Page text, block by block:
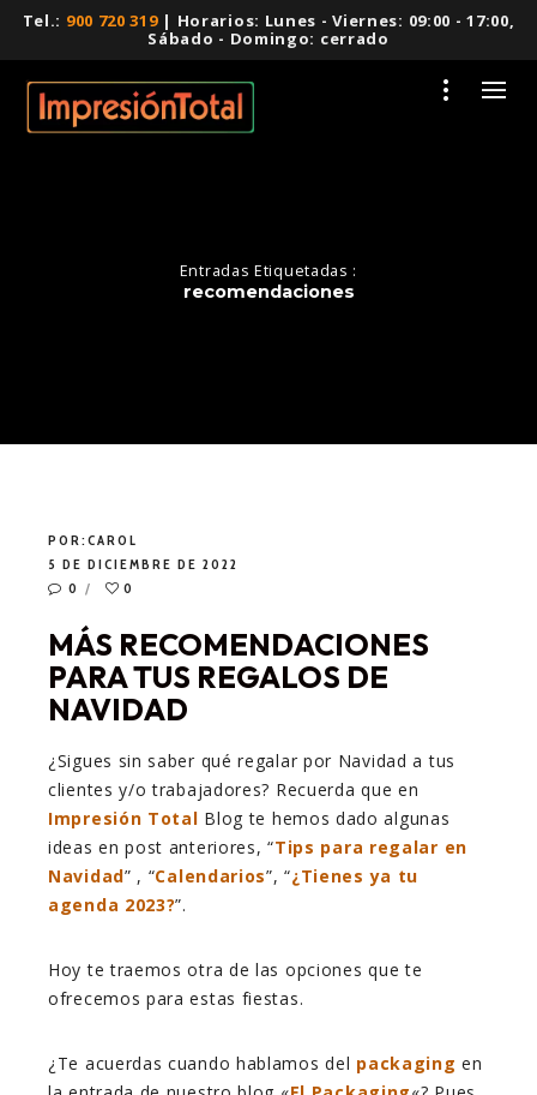
Tel.: 900 720 319| Horarios: Lunes - Viernes: 09:00 - 17:00,
Sábado - Domingo: cerrado
Entradas Etiquetadas :
recomendaciones
POR:CAROL
5 DE DICIEMBRE DE 2022
0
0
MÁS RECOMENDACIONES
PARA TUS REGALOS DE
NAVIDAD
¿Sigues sin saber qué regalar por Navidad a tus
clientes y/o trabajadores? Recuerda que en
Impresión Total Blog te hemos dado algunas
ideas en post anteriores, “Tips para regalar en
Navidad” , “Calendarios”, “¿Tienes ya tu
agenda 2023?”.
Hoy te traemos otra de las opciones que te
ofrecemos para estas fiestas.
¿Te acuerdas cuando hablamos del packaging en